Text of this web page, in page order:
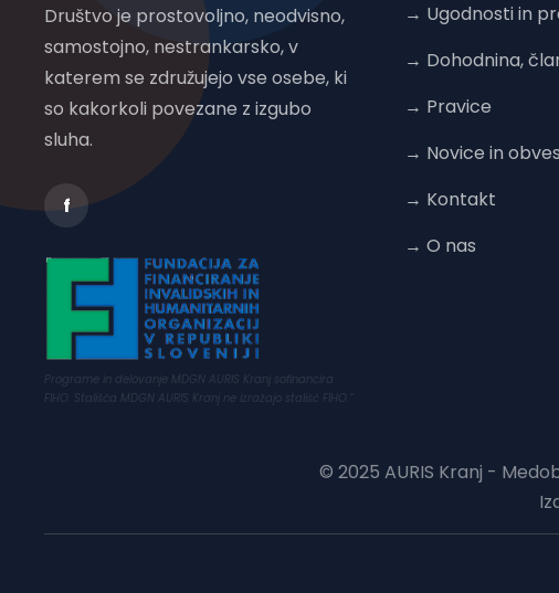
Društvo je prostovoljno, neodvisno,
samostojno, nestrankarsko, v
katerem se združujejo vse osebe, ki
so kakorkoli povezane z izgubo
sluha.
f
Programe in delovanje MDGN AURIS Kranj sofinancira
FIHO. Stališča MDGN AURIS Kranj ne izražajo stališč FIHO.”
→ Ugodnosti in
→ Dohodnina,
→ Pravice
→ Novice in
→ Kontakt
→ O nas
© 2025 AURIS Kranj -